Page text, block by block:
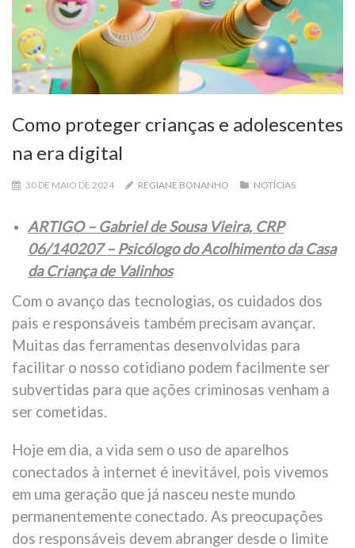
Como proteger crianças e adolescentes
na era digital
30 DE MAIO DE 2024 REGIANE BONANHO NOTÍCIAS
ARTIGO – Gabriel de Sousa Vieira, CRP
06/140207 – Psicólogo do Acolhimento da Casa
da Criança de Valinhos
Com o avanço das tecnologias, os cuidados dos
pais e responsáveis também precisam avançar.
Muitas das ferramentas desenvolvidas para
facilitar o nosso cotidiano podem facilmente ser
subvertidas para que ações criminosas venham a
ser cometidas.
Hoje em dia, a vida sem o uso de aparelhos
conectados à internet é inevitável, pois vivemos
em uma geração que já nasceu neste mundo
permanentemente conectado. As preocupações
dos responsáveis devem abranger desde o limite